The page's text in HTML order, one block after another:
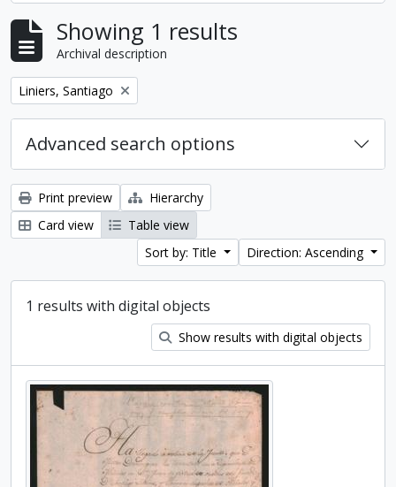
Showing 1 results
Archival description
Remove filter:
Liniers, Santiago
Advanced search options
Print preview
Hierarchy
Card view
Table view
Sort by: Title
Direction: Ascending
1 results with digital objects
Show results with digital objects